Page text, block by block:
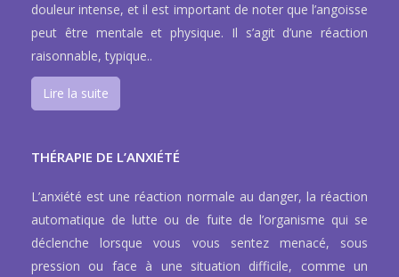
douleur intense, et il est important de noter que l’angoisse
peut être mentale et physique. Il s’agit d’une réaction
raisonnable, typique..
Lire la suite
THÉRAPIE DE L’ANXIÉTÉ
L’anxiété est une réaction normale au danger, la réaction
automatique de lutte ou de fuite de l’organisme qui se
déclenche lorsque vous vous sentez menacé, sous
pression ou face à une situation difficile, comme un